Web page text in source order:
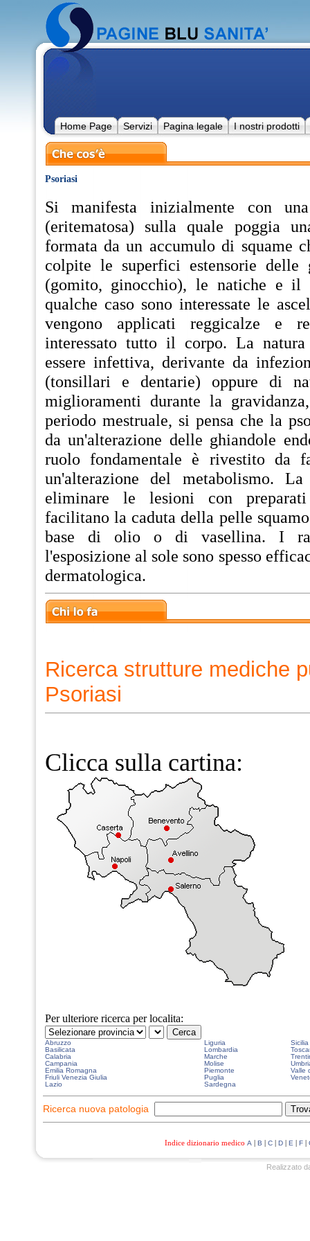
Home Page Servizi Pagina legale I nostri prodotti
Psoriasi
Si manifesta inizialmente con
(eritematosa) sulla quale poggia
formata da un accumulo di squame
colpite le superfici estensorie delle
(gomito, ginocchio), le natiche e il
qualche caso sono interessate le
vengono applicati reggicalze e
interessato tutto il corpo. La
essere infettiva, derivante da
(tonsillari e dentarie) oppure di
miglioramenti durante la
periodo mestruale, si pensa che la
da un'alterazione delle ghiandole
ruolo fondamentale è rivestito da
un'alterazione del metabolismo.
eliminare le lesioni con
facilitano la caduta della pelle
base di olio o di vasellina. I
l'esposizione al sole sono spesso
dermatologica.
Ricerca strutture mediche
Psoriasi
Clicca sulla cartina:
Per ulteriore ricerca per localita:
Abruzzo Liguria
Sicilia
Basilicata
Lombardia
Calabria
Marche
Campania
Molise
Emilia Romagna
Piemonte
Valle
Friuli Venezia Giulia
Puglia
Lazio
Sardegna
Ricerca nuova patologia
Indice dizionario medico A | B | C | D | E | F |
Realizzato